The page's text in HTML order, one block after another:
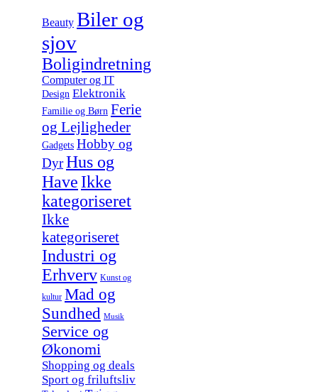
Beauty Biler og
sjov
Boligindretning
Computer og IT
Design Elektronik
Familie og Børn Ferie
og Lejligheder
Gadgets Hobby og
DyrHus og
Have Ikke
kategoriseret
Ikke
kategoriseret
Industri og
Erhverv Kunst og
kultur Mad og
Sundhed Musik
Service og
Økonomi
Shopping og deals
Sport og friluftsliv